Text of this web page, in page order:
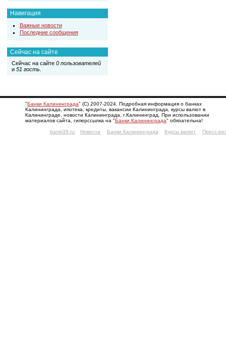
Навигация
Важные новости
Последние сообщения
Сейчас на сайте
Сейчас на сайте 0 пользователей
и 51 гость
"Банки Калининграда" (С) 2007-2024. Подробная информация о банках
Калининграда, ипотека, кредиты, вакансии Калининграда, курсы валют в
Калининграде, новости Калининграда, г.Калининград. При использовании
материалов сайта, гиперссылка на "Банки Калининграда" обязательна!
banki39.ru: Новости Банки Калининграда Курсы валют Пресс-